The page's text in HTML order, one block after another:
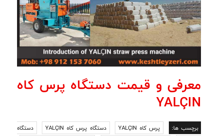
معرفی و قیمت دستگاه پرس کاه
YALÇIN
برچسب ها: پرس کاه YALÇIN دستگاه پرس کاه YALÇIN
دستگاه